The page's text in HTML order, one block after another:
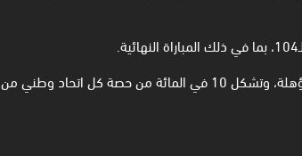
وأضاف الاتحاد الدولي، أن تذاكر الـ60 دولاراً ستكون مخصصة لمشجعي الفرق المؤهلة، وتشكل 10 في المائة من حصة كل اتحاد وطني من